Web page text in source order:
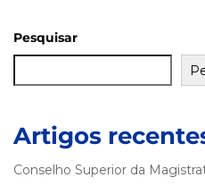
Pesquisar
Artigos
Conselho Superior da